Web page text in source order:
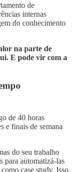
de
internas
do conhecimento
na parte de
E pode vir com a
de 40 horas
e finais de semana
do seu trabalho
para automatizá-las
case study. Isso